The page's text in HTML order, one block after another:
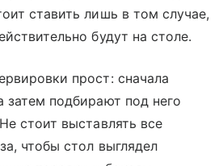
ставить лишь в том случае,
будут на столе.
прост: сначала
затем подбирают под него
стоит выставлять все
чтобы стол выглядел